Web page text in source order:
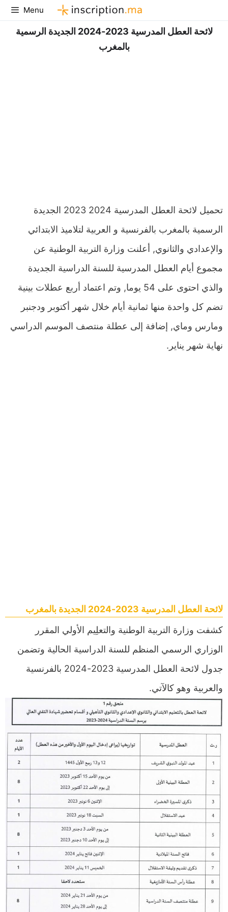
Aller
au
contenu
Menu
لائحة العطل المدرسية 2023-2024 الجديدة الرسمية
بالمغرب
تحميل لائحة العطل المدرسية 2024 2023 الجديدة
الرسمية بالمغرب بالفرنسية و العربية لتلاميذ الابتدائي
والإعدادي والثانوي, أعلنت وزارة التربية الوطنية عن
مجموع أيام العطل المدرسية للسنة الدراسية الجديدة
والذي احتوى على 54 يوما, وتم اعتماد أربع عطلات بينية
تضم كل واحدة منها ثمانية أيام خلال شهر أكتوبر ودجنبر
ومارس وماي, إضافة إلى عطلة منتصف الموسم الدراسي
نهاية شهر يناير.
لائحة العطل المدرسية 2023-2024 الجديدة بالمغرب
كشفت وزارة التربية الوطنية والتعلِيم الأولي المقرر
الوزاري الرسمي المنظم للسنة الدراسية الحالية وتضمن
جدول لائحة العطل المدرسية 2023-2024 بالفرنسية
والعربية وهو كالآتي.